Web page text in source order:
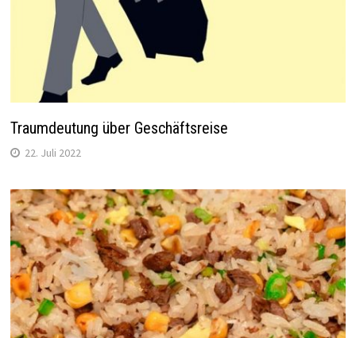
Traumdeutung über Geschäftsreise
22. Juli 2022